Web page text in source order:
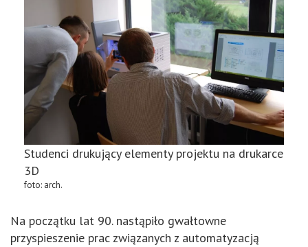
Studenci drukujący elementy projektu na drukarce
3D
foto: arch.
Na początku lat 90. nastąpiło gwałtowne
przyspieszenie prac związanych z automatyzacją